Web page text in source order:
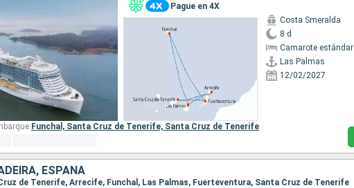
Pague en 4X
Costa Smeralda
8 d
Camarote estándar
Las Palmas
12/02/2027
Funchal, Santa Cruz de Tenerife, Santa Cruz de Tenerife
ESPAÑA
de Tenerife, Arrecife, Funchal, Las Palmas, Fuerteventura, Santa Cruz de Tenerife